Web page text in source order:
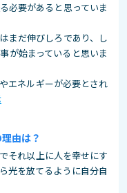
必要があると思っていま
まだ伸びしろであり、し
が始まっていると思いま
エネルギーが必要とされ
由は？
それ以上に人を幸せにす
光を放てるように自分自